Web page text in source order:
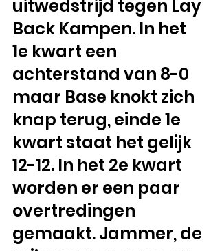
uitwedstrijd tegen Lay
Back Kampen. In het
1e kwart een
achterstand van 8-0
maar Base knokt zich
knap terug, einde 1e
kwart staat het gelijk
12-12. In het 2e kwart
worden er een paar
overtredingen
gemaakt. Jammer, de